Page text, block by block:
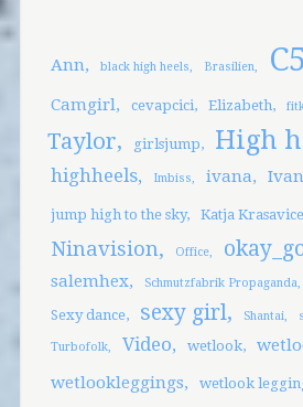
Ann black high heels Brasilien
Camgirl cevapcici Elizabeth
Taylor
girlsjump High
highheels Imbiss ivana
jump high to the sky Katja Krasavice
Ninavision Office
salemhex Schmutzfabrik Propaganda
Sexy dance
sexy girl Shantai
Turbofolk Video wetlook
wetlookleggings
wetlook